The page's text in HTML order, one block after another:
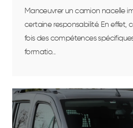
Manœuvrer un camion nacelle
certaine responsabilité. En effet,
fois des compétences
formatio...